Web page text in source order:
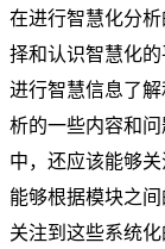
在进行智慧化分
择和认识智慧化
进行智慧信息了
析的一些内容和
中，还应该能够
能够根据模块之
关注到这些系统化